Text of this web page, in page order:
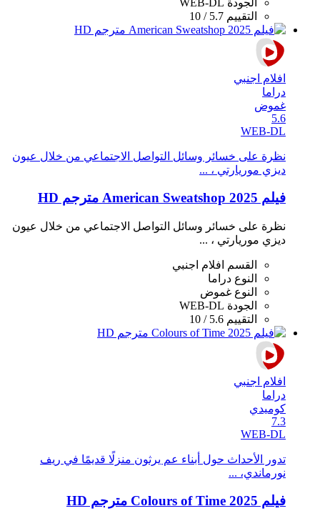
الجودة WEB-DL
التقييم 5.7 / 10
افلام اجنبي
دراما
غموض
5.6
WEB-DL
نظرة على خسائر وسائل التواصل الاجتماعي من خلال عيون
ديزي موريارتي ، ...
فيلم American Sweatshop 2025 مترجم HD
نظرة على خسائر وسائل التواصل الاجتماعي من خلال عيون
ديزي موريارتي ، ...
القسم
افلام اجنبي
النوع دراما
النوع غموض
الجودة WEB-DL
التقييم 5.6 / 10
افلام اجنبي
دراما
كوميدي
7.3
WEB-DL
تدور الأحداث حول أبناء عم يرثون منزلًا قديمًا في ريف
نورماندي، ...
فيلم Colours of Time 2025 مترجم HD